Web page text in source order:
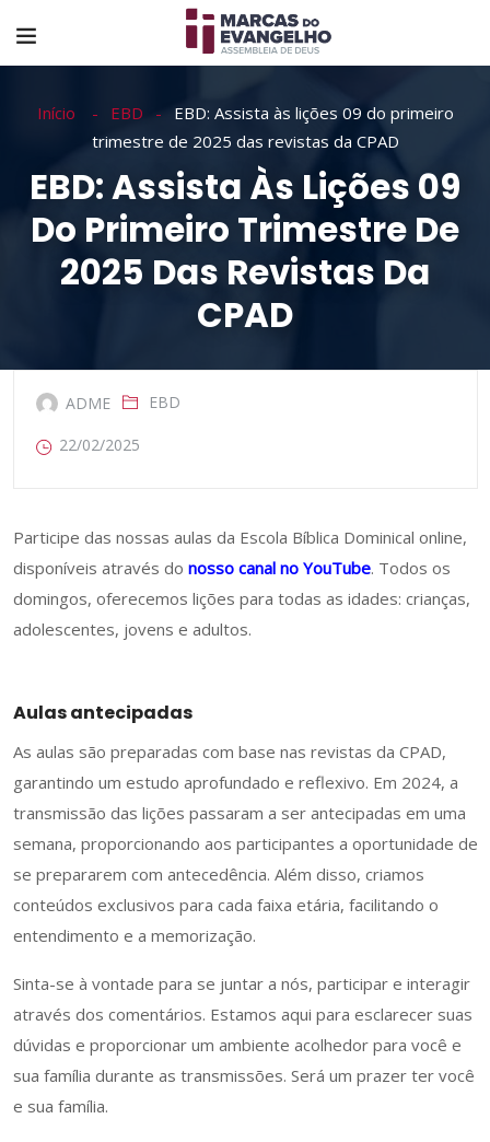
Início EBD
EBD: Assista às lições 09 do primeiro
trimestre de 2025 das revistas da CPAD
EBD: Assista Às Lições 09
Do Primeiro Trimestre De
2025 Das Revistas Da
CPAD
ADME EBD
22/02/2025
Participe das nossas aulas da Escola Bíblica Dominical online,
disponíveis através do nosso canal no YouTube. Todos os
domingos, oferecemos lições para todas as idades: crianças,
adolescentes, jovens e adultos.
Aulas antecipadas
As aulas são preparadas com base nas revistas da CPAD,
garantindo um estudo aprofundado e reflexivo. Em 2024, a
transmissão das lições passaram a ser antecipadas em uma
semana, proporcionando aos participantes a oportunidade de
se prepararem com antecedência. Além disso, criamos
conteúdos exclusivos para cada faixa etária, facilitando o
entendimento e a memorização.
Sinta-se à vontade para se juntar a nós, participar e interagir
através dos comentários. Estamos aqui para esclarecer suas
dúvidas e proporcionar um ambiente acolhedor para você e
sua família durante as transmissões. Será um prazer ter você
e sua família.